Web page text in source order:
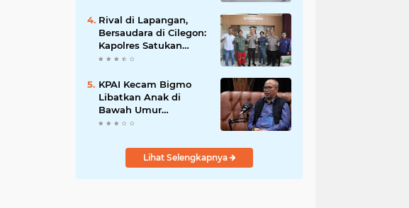
Rival di Lapangan,
Bersaudara di Cilegon:
Kapolres Satukan
Viking dan Jak Mania
Piala Presiden 2026
KPAI Kecam Bigmo
Libatkan Anak di
Bawah Umur
Promosikan Liquid
Bertindak Tegas
Lihat Selengkapnya